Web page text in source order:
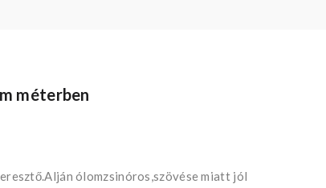
méterben
ólomzsinóros,szövése miatt jól